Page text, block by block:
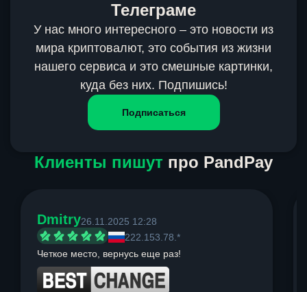
Телеграме
У нас много интересного – это новости из
мира криптовалют, это события из жизни
нашего сервиса и это смешные картинки,
куда без них. Подпишись!
Подписаться
Клиенты пишут про PandPay
Dmitry26.11.2025 12:28
222.153.78.*
Четкое место, вернусь еще раз!